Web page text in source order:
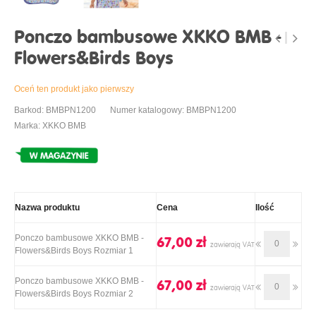
Ponczo bambusowe XKKO BMB -
Flowers&Birds Boys
Oceń ten produkt jako pierwszy
Barkod: BMBPN1200
Numer katalogowy: BMBPN1200
Marka: XKKO BMB
Nazwa produktu Cena Ilość
Ponczo bambusowe XKKO BMB -
Flowers&Birds Boys Rozmiar 1
67,00 ‎zł
Ponczo bambusowe XKKO BMB -
Flowers&Birds Boys Rozmiar 2
67,00 ‎zł